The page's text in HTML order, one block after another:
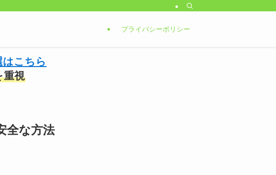
プライバシーポリシー
こちら
重視
全な方法